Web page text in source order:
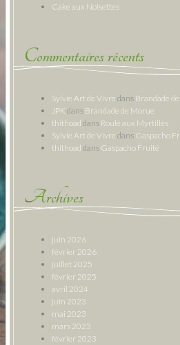
Cake aux Noisettes
Commentaires récents
Sylvie Art de Vivre dans Brandade
JPK dans Brandade de Morue
thithoad dans Roulé aux Myrtilles
Sylvie Art de Vivre dans Gaspacho
thithoad dans Gaspacho Fruité
Archives
juin 2026
février 2026
juillet 2025
février 2025
avril 2024
juin 2023
mai 2023
mars 2023
février 2023